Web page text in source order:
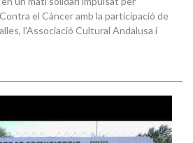
el Càncer amb la participació de
l'Associació Cultural Andalusa i